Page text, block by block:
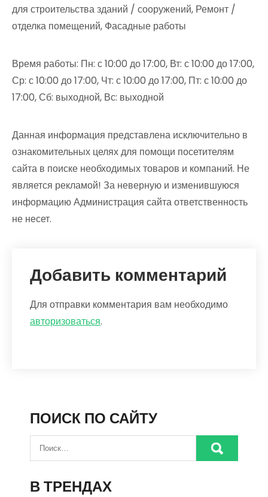
для строительства зданий / сооружений, Ремонт /
отделка помещений, Фасадные работы
Время работы: Пн: с 10:00 до 17:00, Вт: с 10:00 до 17:00,
Ср: с 10:00 до 17:00, Чт: с 10:00 до 17:00, Пт: с 10:00 до
17:00, Сб: выходной, Вс: выходной
Данная информация представлена исключительно в
ознакомительных целях для помощи посетителям
сайта в поиске необходимых товаров и компаний. Не
является рекламой! За неверную и изменившуюся
информацию Администрация сайта ответственность
не несет.
Добавить комментарий
Для отправки комментария вам необходимо
авторизоваться.
ПОИСК ПО САЙТУ
В ТРЕНДАХ